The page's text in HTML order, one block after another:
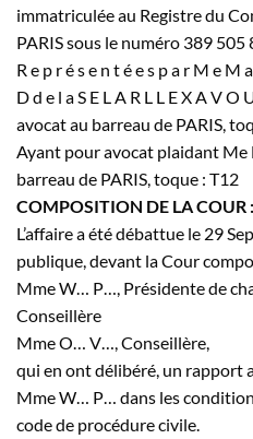
immatriculée au Registre du
PARIS sous le numéro 389 505
R e p r é s e n t é e s p a r M e M
D d e l a S E L A R L L E X A V O
avocat au barreau de PARIS,
Ayant pour avocat plaidant Me
barreau de PARIS, toque : T12
COMPOSITION DE LA COUR :
L’affaire a été débattue le 29
publique, devant la Cour
MmeW… P…, Présidente de
Conseillère
MmeO… V…, Conseillère,
qui en ont délibéré, un rapport
MmeW… P… dans les
code de procédure civile.